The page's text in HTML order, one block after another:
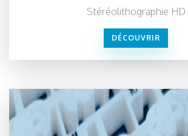
Stéréolithographie HD
DÉCOUVRIR